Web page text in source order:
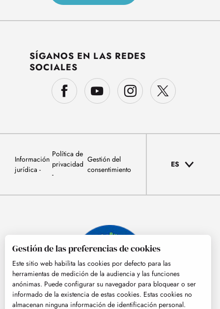
SÍGANOS EN LAS REDES
SOCIALES
Información
jurídica
Política de
privacidad
Gestión del
consentimiento
ES
Gestión de las preferencias de cookies
Este sitio web habilita las cookies por defecto para las
herramientas de medición de la audiencia y las funciones
anónimas. Puede configurar su navegador para bloquear o ser
informado de la existencia de estas cookies. Estas cookies no
almacenan ninguna información de identificación personal.